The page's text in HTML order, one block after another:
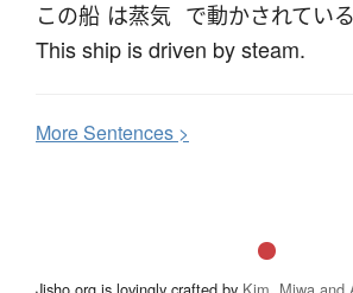
この船 は蒸気 で動かされている
This ship is driven by steam.
MoreSentences >